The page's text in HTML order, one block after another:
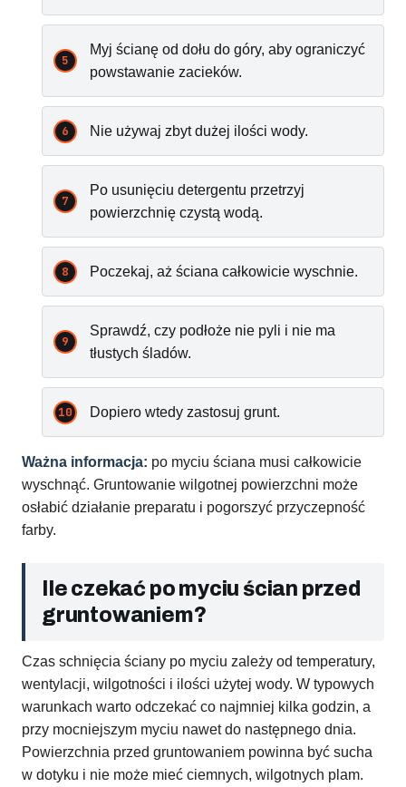
Myj ścianę od dołu do góry, aby ograniczyć
powstawanie zacieków.
Nie używaj zbyt dużej ilości wody.
Po usunięciu detergentu przetrzyj
powierzchnię czystą wodą.
Poczekaj, aż ściana całkowicie wyschnie.
Sprawdź, czy podłoże nie pyli i nie ma
tłustych śladów.
Dopiero wtedy zastosuj grunt.
Ważna informacja: po myciu ściana musi całkowicie
wyschnąć. Gruntowanie wilgotnej powierzchni może
osłabić działanie preparatu i pogorszyć przyczepność
farby.
Ile czekać po myciu ścian przed
gruntowaniem?
Czas schnięcia ściany po myciu zależy od temperatury,
wentylacji, wilgotności i ilości użytej wody. W typowych
warunkach warto odczekać co najmniej kilka godzin, a
przy mocniejszym myciu nawet do następnego dnia.
Powierzchnia przed gruntowaniem powinna być sucha
w dotyku i nie może mieć ciemnych, wilgotnych plam.